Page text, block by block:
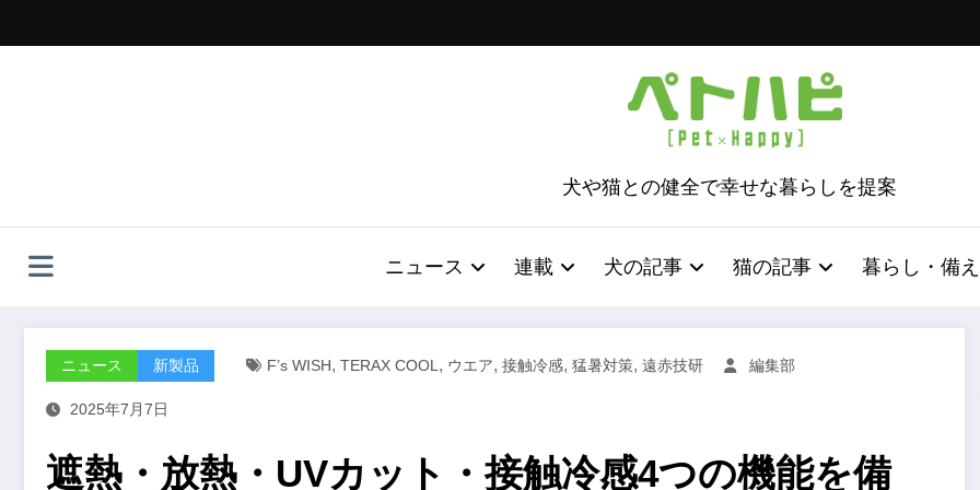
ッ
犬や猫との健全で幸せな暮らしを提案
ニュース 連載 犬の記事 猫の記事 暮らし・備え
ニュース 新製品 F’s WISH, TERAX COOL , ウエア, 接触冷感, 猛暑対策, 遠赤技研 編集部
2025年7月7日
遮熱・放熱・UVカット・接触冷感4つの機能を備